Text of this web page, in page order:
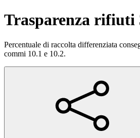
Trasparenza rifiuti
Percentuale di raccolta differenziata
commi 10.1 e 10.2.